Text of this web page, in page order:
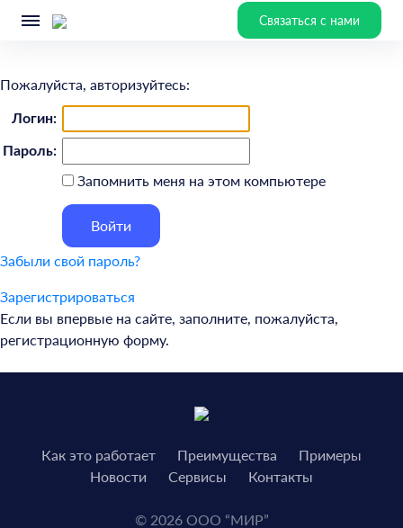
Связаться с нами
Пожалуйста, авторизуйтесь:
Логин:
Пароль:
Запомнить меня на этом компьютере
Забыли свой пароль?
Зарегистрироваться
Если вы впервые на сайте, заполните, пожалуйста,
регистрационную форму.
Как это работает Преимущества
Примеры
Новости
Сервисы Контакты
© 2026 ООО “МИР”